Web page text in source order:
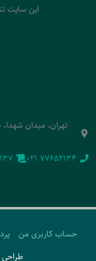
این سایت
تهران، میدان
‭021 77652134‬
حساب کاربری من
طراحی